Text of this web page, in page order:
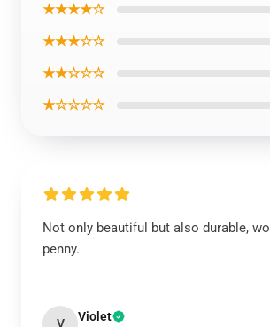
★★★★☆
★★★☆☆
★★☆☆☆
★☆☆☆☆
Not only beautiful but also durable,
penny.
V Violet